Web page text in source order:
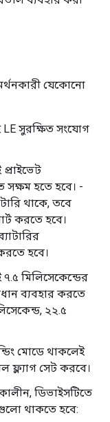
যেকোনো
সুরক্ষিত সংযোগ
হতে হবে। -
থাকে, তবে
করতে হবে।
হবে।
মিলিসেকেন্ডের
ব্যবহার করতে
২২.৫
মোডে থাকলেই
ফ্ল্যাগ সেট করবে।
ডিভাইসটিতে
থাকতে হবে: